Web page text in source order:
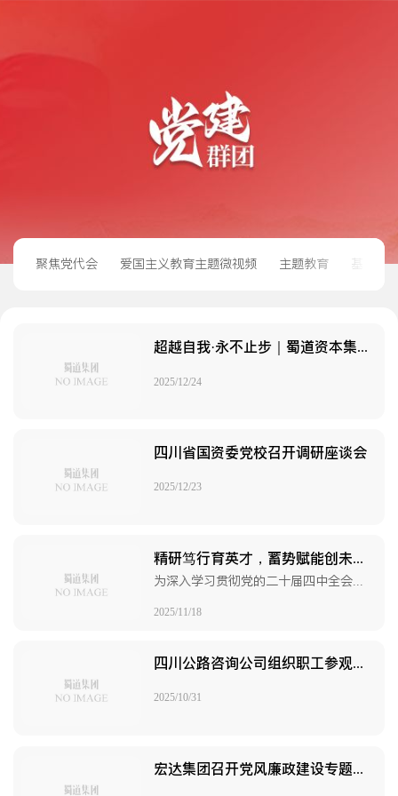
聚焦党代会 爱国主义教育主题微视频 主题教育 基层党
超越自我·永不止步｜蜀道资本集团开展徒步拓展活动凝聚团队合力
2025/12/24
四川省国资委党校召开调研座谈会
2025/12/23
精研笃行育英才，蓄势赋能创未来 蜀道集团“绿色交通新型电力系统融合发展高级研修班”在蓉成功举办
为深入学习贯彻党的二十届四中全会精神，服务全省交通能源融合产业高质量发展，助力蜀道集团加速培育新质生产力，11月10日至11月14日，由四川省人力资源和社会保障厅主办，蜀道集团与蜀道清洁能源集团承办的“绿色交通新型电力系统融合发展”高级研修班在成都顺利举行。
2025/11/18
四川公路咨询公司组织职工参观纪念抗战胜利80周年专题展
2025/10/31
宏达集团召开党风廉政建设专题宣讲会